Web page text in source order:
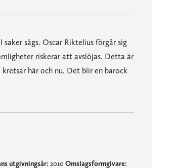
sägs. Oscar Riktelius förgår sig
riskerar att avslöjas. Detta är
här och nu. Det blir en barock
utgivningsår: 2010 Omslagsformgivare: